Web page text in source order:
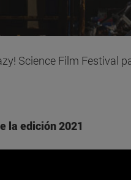
Science Film Festival
la edición 2021